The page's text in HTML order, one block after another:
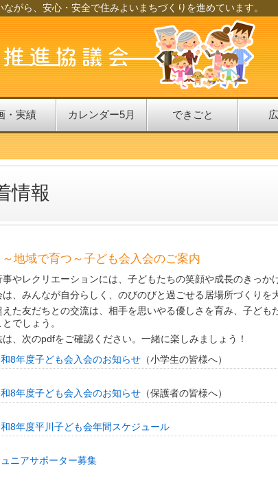
がら、安心・安全で住みよいまちづくりを進めています。
・実績 カレンダー5月 できごと
情報
～地域で育つ～子ども会入会のご案内
やレクリエーションには、子どもたちの笑顔や成長のきっか
、みんなが自分らしく、のびのびと過ごせる居場所づくりを
た友だちとの交流は、相手を思いやる優しさを育み、子ども
でしょう。
、次のpdfをご確認ください。一緒に楽しみましょう！
8年度子ども会入会のお知らせ （小学生の皆様へ）
8年度子ども会入会のお知らせ （保護者の皆様へ）
8年度平川子ども会年間スケジュール
ニアサポーター募集